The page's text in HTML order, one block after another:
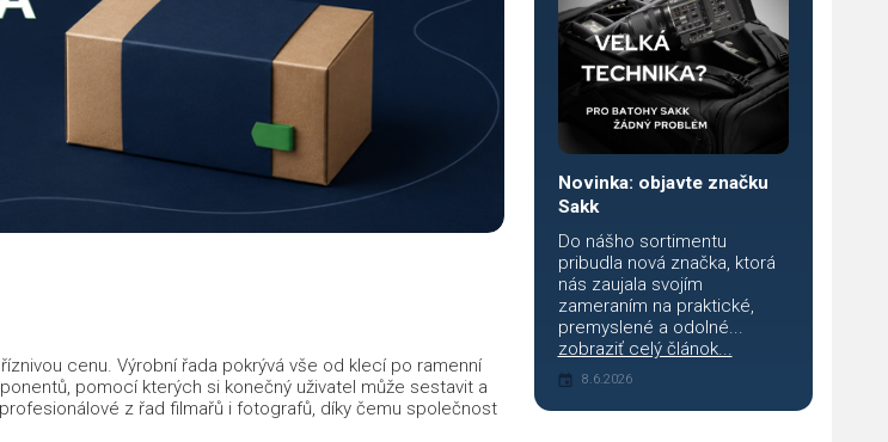
Novinka: objavte značku
Sakk
Do nášho sortimentu
pribudla nová značka, ktorá
nás zaujala svojím
zameraním na praktické,
premyslené a odolné...
zobraziť celý článok...
8.6.2026
cenu. Výrobní řada pokrývá vše od klecí po ramenní
pomocí kterých si konečný uživatel může sestavit a
z řad filmařů i fotografů, díky čemu společnost